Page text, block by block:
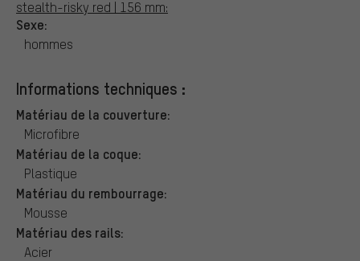
stealth-risky red | 156 mm:
Sexe:
hommes
Informations techniques :
Matériau de la couverture:
Microfibre
Matériau de la coque:
Plastique
Matériau du rembourrage:
Mousse
Matériau des rails:
Acier